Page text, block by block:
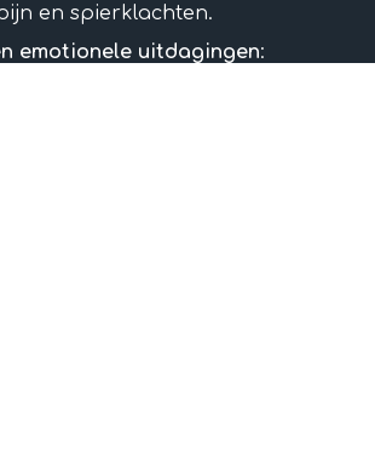
en spierklachten.
emotionele uitdagingen: